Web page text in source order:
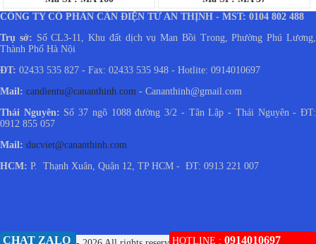
CÔNG TY CỔ PHẦN CÂN ĐIỆN TỬ AN THỊNH - MST: 0104 802 488
Trụ sở: Số CL3-11, Khu đất dịch vụ Man Bồi Trong, Phường Phú Lương,
Thành Phố Hà Nội
ĐT: 02433 535 827 - Fax: 02433 535 948 - Hotlite: 0914010697
Mail: candientu@cananthinh.com - Cananthinh@gmail.com
Thái Nguyên: Số 37 ngõ 1088 đường 3/2 - Tân Lập - Thái Nguyên - ĐT:
0912 855 057
Mail: ducviet@cananthinh.com
HCM: P. Thạnh Xuân, Quận 12, TP HCM - ĐT: 0913 221 007
CHAT ZALO HOTLINE : 0914010697